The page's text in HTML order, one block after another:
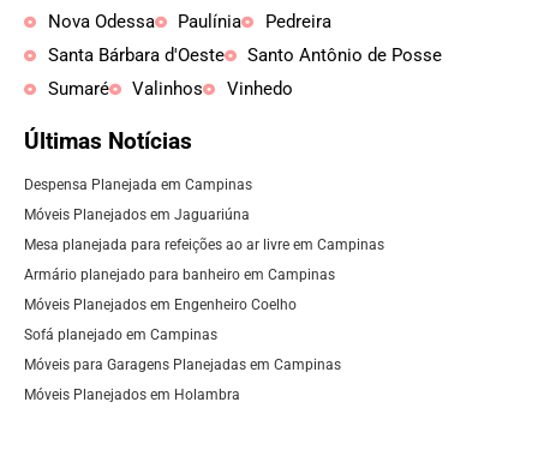
Nova Odessa
Paulínia
Pedreira
Santa Bárbara d'Oeste
Santo Antônio de Posse
Sumaré
Valinhos Vinhedo
Últimas Notícias
Despensa Planejada em Campinas
Móveis Planejados em Jaguariúna
Mesa planejada para refeições ao ar livre em Campinas
Armário planejado para banheiro em Campinas
Móveis Planejados em Engenheiro Coelho
Sofá planejado em Campinas
Móveis para Garagens Planejadas em Campinas
Móveis Planejados em Holambra